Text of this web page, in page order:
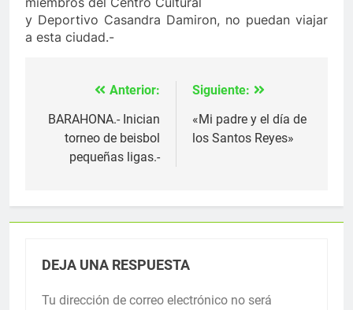
y Deportivo Casandra Damiron, no puedan viajar
a esta ciudad.-
Navegación
de
entradas
Anterior:
BARAHONA.- Inician
torneo de beisbol
pequeñas ligas.-
Siguiente:
«Mi padre y el día de
los Santos Reyes»
DEJA UNA RESPUESTA
Tu dirección de correo electrónico no será